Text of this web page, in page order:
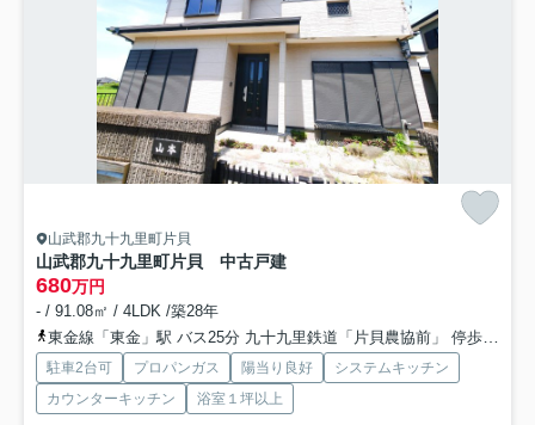
山武郡九十九里町片貝
山武郡九十九里町片貝 中古戸建
680万円
- / 91.08㎡ / 4LDK /築28年
東金線「東金」駅 バス25分 九十九里鉄道「片貝農協前」 停歩6分
駐車2台可 プロパンガス 陽当り良好
システムキッチン
カウンターキッチン
浴室１坪以上